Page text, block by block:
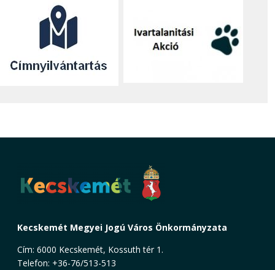
Kecskemét Megyei Jogú Város Önkormányzata
Cím: 6000 Kecskemét, Kossuth tér 1.
Telefon: +36-76/513-513